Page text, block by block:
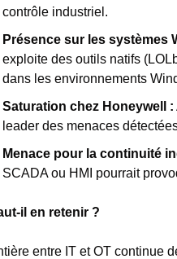
contrôle industriel.
Présence sur les systèmes
exploite des outils natifs
dans les environnements
Saturation chez Honeywell :
leader des menaces
Menace pour la continuité
SCADA ou HMI pourrait
il en retenir ?
entre IT et OT continue